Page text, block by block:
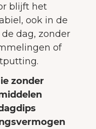
blijft het
ook in de
dag, zonder
of
zonder